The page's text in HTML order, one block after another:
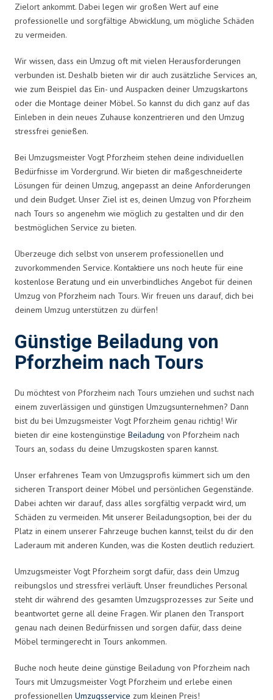
Zielort ankommt. Dabei legen wir großen Wert auf eine
professionelle und sorgfältige Abwicklung, um mögliche Schäden
zu vermeiden.
Wir wissen, dass ein Umzug oft mit vielen Herausforderungen
verbunden ist. Deshalb bieten wir dir auch zusätzliche Services an,
wie zum Beispiel das Ein- und Auspacken deiner Umzugskartons
oder die Montage deiner Möbel. So kannst du dich ganz auf das
Einleben in dein neues Zuhause konzentrieren und den Umzug
stressfrei genießen.
Bei Umzugsmeister Vogt Pforzheim stehen deine individuellen
Bedürfnisse im Vordergrund. Wir bieten dir maßgeschneiderte
Lösungen für deinen Umzug, angepasst an deine Anforderungen
und dein Budget. Unser Ziel ist es, deinen Umzug von Pforzheim
nach Tours so angenehm wie möglich zu gestalten und dir den
bestmöglichen Service zu bieten.
Überzeuge dich selbst von unserem professionellen und
zuvorkommenden Service. Kontaktiere uns noch heute für eine
kostenlose Beratung und ein unverbindliches Angebot für deinen
Umzug von Pforzheim nach Tours. Wir freuen uns darauf, dich bei
deinem Umzug unterstützen zu dürfen!
Günstige Beiladung von
Pforzheim nach Tours
Du möchtest von Pforzheim nach Tours umziehen und suchst nach
einem zuverlässigen und günstigen Umzugsunternehmen? Dann
bist du bei Umzugsmeister Vogt Pforzheim genau richtig! Wir
bieten dir eine kostengünstige Beiladung von Pforzheim nach
Tours an, sodass du deine Umzugskosten sparen kannst.
Unser erfahrenes Team von Umzugsprofis kümmert sich um den
sicheren Transport deiner Möbel und persönlichen Gegenstände.
Dabei achten wir darauf, dass alles sorgfältig verpackt wird, um
Schäden zu vermeiden. Mit unserer Beiladungsoption, bei der du
Platz in einem unserer Fahrzeuge buchen kannst, teilst du dir den
Laderaum mit anderen Kunden, was die Kosten deutlich reduziert.
Umzugsmeister Vogt Pforzheim sorgt dafür, dass dein Umzug
reibungslos und stressfrei verläuft. Unser freundliches Personal
steht dir während des gesamten Umzugsprozesses zur Seite und
beantwortet gerne all deine Fragen. Wir planen den Transport
genau nach deinen Bedürfnissen und sorgen dafür, dass deine
Möbel termingerecht in Tours ankommen.
Buche noch heute deine günstige Beiladung von Pforzheim nach
Tours mit Umzugsmeister Vogt Pforzheim und erlebe einen
professionellen Umzugsservice zum kleinen Preis!